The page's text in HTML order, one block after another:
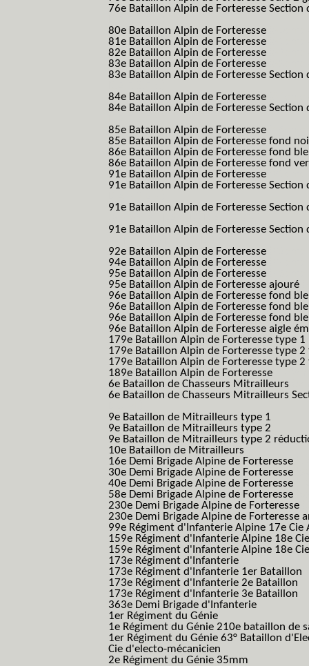
76e Bataillon Alpin de Forteresse
80e Bataillon Alpin de Forteresse
81e Bataillon Alpin de Forteresse
82e Bataillon Alpin de Forteresse
83e Bataillon Alpin de Forteresse
83e Bataillon Alpin de Forteresse
84e Bataillon Alpin de Forteresse
84e Bataillon Alpin de Forteresse
85e Bataillon Alpin de Forteresse
85e Bataillon Alpin de Forteresse fond
86e Bataillon Alpin de Forteresse fond
86e Bataillon Alpin de Forteresse fond
91e Bataillon Alpin de Forteresse
91e Bataillon Alpin de Forteresse
91e Bataillon Alpin de Forteresse
91e Bataillon Alpin de Forteresse
92e Bataillon Alpin de Forteresse
94e Bataillon Alpin de Forteresse
95e Bataillon Alpin de Forteresse
95e Bataillon Alpin de Forteresse ajouré
96e Bataillon Alpin de Forteresse fond
96e Bataillon Alpin de Forteresse fond
96e Bataillon Alpin de Forteresse fond
96e Bataillon Alpin de Forteresse aigle
179e Bataillon Alpin de Forteresse type 1
179e Bataillon Alpin de Forteresse type
179e Bataillon Alpin de Forteresse type
189e Bataillon Alpin de Forteresse
6e Bataillon de Chasseurs Mitrailleurs
6e Bataillon de Chasseurs Mitrailleurs
9e Bataillon de Mitrailleurs type 1
9e Bataillon de Mitrailleurs type 2
9e Bataillon de Mitrailleurs type 2
10e Bataillon de Mitrailleurs
16e Demi Brigade Alpine de Forteresse
30e Demi Brigade Alpine de Forteresse
40e Demi Brigade Alpine de Forteresse
58e Demi Brigade Alpine de Forteresse
230e Demi Brigade Alpine de Forteresse
230e Demi Brigade Alpine de Forteresse
99e Régiment d'Infanterie Alpine 17e
159e Régiment d'Infanterie Alpine 18e
159e Régiment d'Infanterie Alpine 18e
173e Régiment d'Infanterie
173e Régiment d'Infanterie 1er Bataillon
173e Régiment d'Infanterie 2e Bataillon
173e Régiment d'Infanterie 3e Bataillon
363e Demi Brigade d'Infanterie
1er Régiment du Génie
1e Régiment du Génie 210e bataillon de
1er Régiment du Génie 63° Bataillon
Cie d'electo-mécanicien
2e Régiment du Génie 35mm